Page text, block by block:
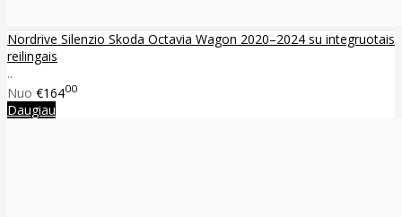
Nordrive Silenzio Skoda Octavia Wagon 2020–2024 su integruotais
reilingais
..
Nuo €16400
Daugiau